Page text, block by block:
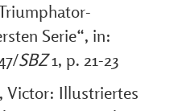
Serie“, in:
SBZ1, p. 21-23
Victor: Illustriertes